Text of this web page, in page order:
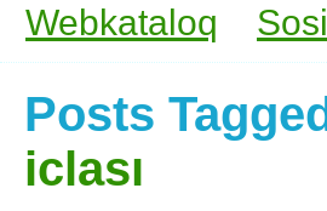
Webkataloq
Posts
iclası